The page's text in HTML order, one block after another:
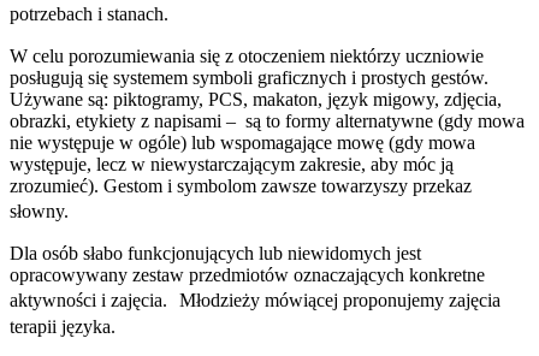
potrzebach i stanach.
W celu porozumiewania się z otoczeniem niektórzy uczniowie
posługują się systemem symboli graficznych i prostych gestów.
Używane są: piktogramy, PCS, makaton, język migowy, zdjęcia,
obrazki, etykiety z napisami – są to formy alternatywne (gdy mowa
nie występuje w ogóle) lub wspomagające mowę (gdy mowa
występuje, lecz w niewystarczającym zakresie, aby móc ją
zrozumieć). Gestom i symbolom zawsze towarzyszy przekaz
słowny.
Dla osób słabo funkcjonujących lub niewidomych jest
opracowywany zestaw przedmiotów oznaczających konkretne
aktywności i zajęcia. Młodzieży mówiącej proponujemy zajęcia
terapii języka.